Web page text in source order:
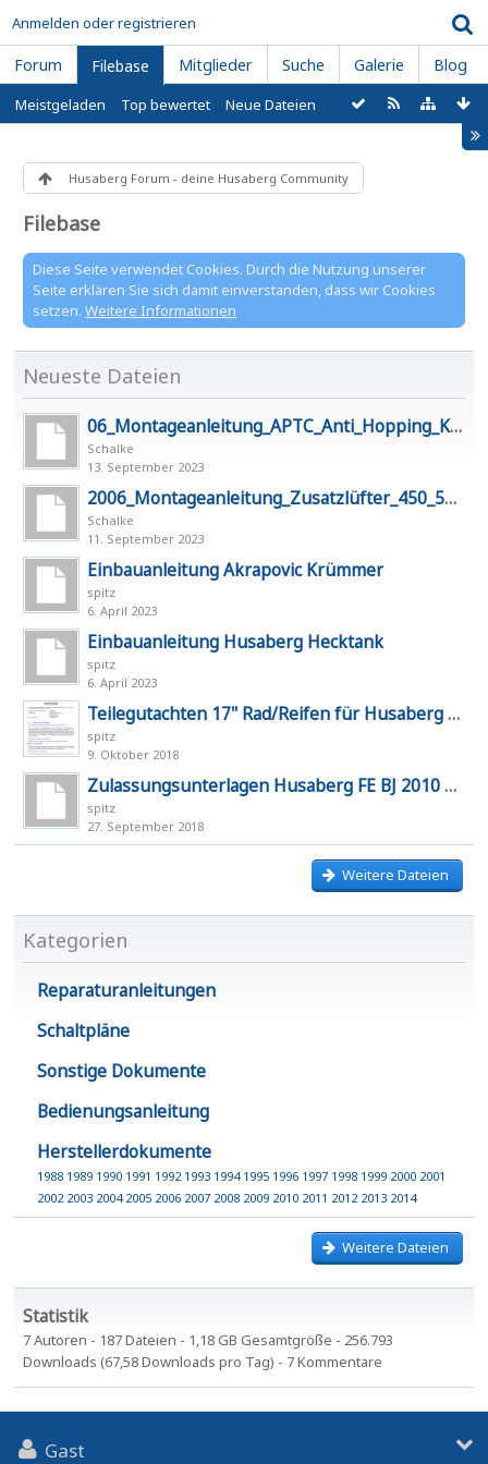
Anmelden oder registrieren
Forum Filebase Mitglieder Suche Galerie Blog
Meistgeladen Top bewertet Neue Dateien
Husaberg Forum - deine Husaberg Community
Filebase
Diese Seite verwendet Cookies. Durch die Nutzung unserer
Seite erklären Sie sich damit einverstanden, dass wir Cookies
setzen. Weitere Informationen
Neueste Dateien
Schalke
13. September 2023
Schalke
11. September 2023
Einbauanleitung Akrapovic Krümmer
spitz
6. April 2023
Einbauanleitung Husaberg Hecktank
spitz
6. April 2023
Teilegutachten 17" Rad/Reifen für Husaberg FE
spitz
9. Oktober 2018
Zulassungsunterlagen Husaberg FE BJ 2010 mit
spitz
27. September 2018
Weitere Dateien
Kategorien
Reparaturanleitungen
Schaltpläne
Sonstige Dokumente
Bedienungsanleitung
Herstellerdokumente
1988 1989 1990 1991 1992 1993 1994 1995 1996 1997 1998 1999 2000 2001
2002 2003 2004 2005 2006 2007 2008 2009 2010 2011 2012 2013 2014
Weitere Dateien
Statistik
7 Autoren - 187 Dateien - 1,18 GB Gesamtgröße - 256.793
Downloads (67,58 Downloads pro Tag) - 7 Kommentare
Gast